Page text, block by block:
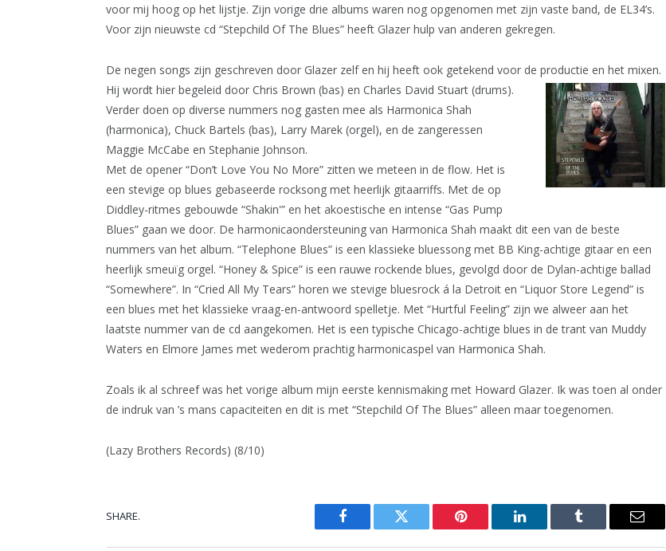
voor mij hoog op het lijstje. Zijn vorige drie albums waren nog opgenomen met zijn vaste band, de EL34’s.
Voor zijn nieuwste cd “Stepchild Of The Blues” heeft Glazer hulp van anderen gekregen.
De negen songs zijn geschreven door Glazer zelf en hij heeft ook getekend voor de productie en het mixen.
Hij wordt hier begeleid door Chris Brown (bas) en Charles David Stuart (drums).
Verder doen op diverse nummers nog gasten mee als Harmonica Shah
(harmonica), Chuck Bartels (bas), Larry Marek (orgel), en de zangeressen
Maggie McCabe en Stephanie Johnson.
Met de opener “Don’t Love You No More” zitten we meteen in de flow. Het is
een stevige op blues gebaseerde rocksong met heerlijk gitaarriffs. Met de op
Diddley-ritmes gebouwde “Shakin'” en het akoestische en intense “Gas Pump
Blues” gaan we door. De harmonicaondersteuning van Harmonica Shah maakt dit een van de beste
nummers van het album. “Telephone Blues” is een klassieke bluessong met BB King-achtige gitaar en een
heerlijk smeuïg orgel. “Honey & Spice” is een rauwe rockende blues, gevolgd door de Dylan-achtige ballad
“Somewhere”. In “Cried All My Tears” horen we stevige bluesrock á la Detroit en “Liquor Store Legend” is
een blues met het klassieke vraag-en-antwoord spelletje. Met “Hurtful Feeling” zijn we alweer aan het
laatste nummer van de cd aangekomen. Het is een typische Chicago-achtige blues in de trant van Muddy
Waters en Elmore James met wederom prachtig harmonicaspel van Harmonica Shah.
Zoals ik al schreef was het vorige album mijn eerste kennismaking met Howard Glazer. Ik was toen al onder
de indruk van ’s mans capaciteiten en dit is met “Stepchild Of The Blues” alleen maar toegenomen.
(Lazy Brothers Records) (8/10)
SHARE.
Facebook Twitter Pinterest LinkedIn Tumblr Email